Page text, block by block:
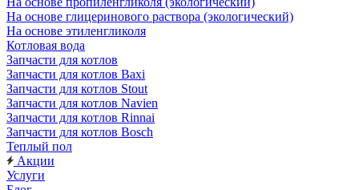
На основе глицеринового раствора (экологический)
На основе этиленгликоля
Котловая вода
Запчасти для котлов
Запчасти для котлов Baxi
Запчасти для котлов Stout
Запчасти для котлов Navien
Запчасти для котлов Rinnai
Запчасти для котлов Bosch
Теплый пол
Акции
Услуги